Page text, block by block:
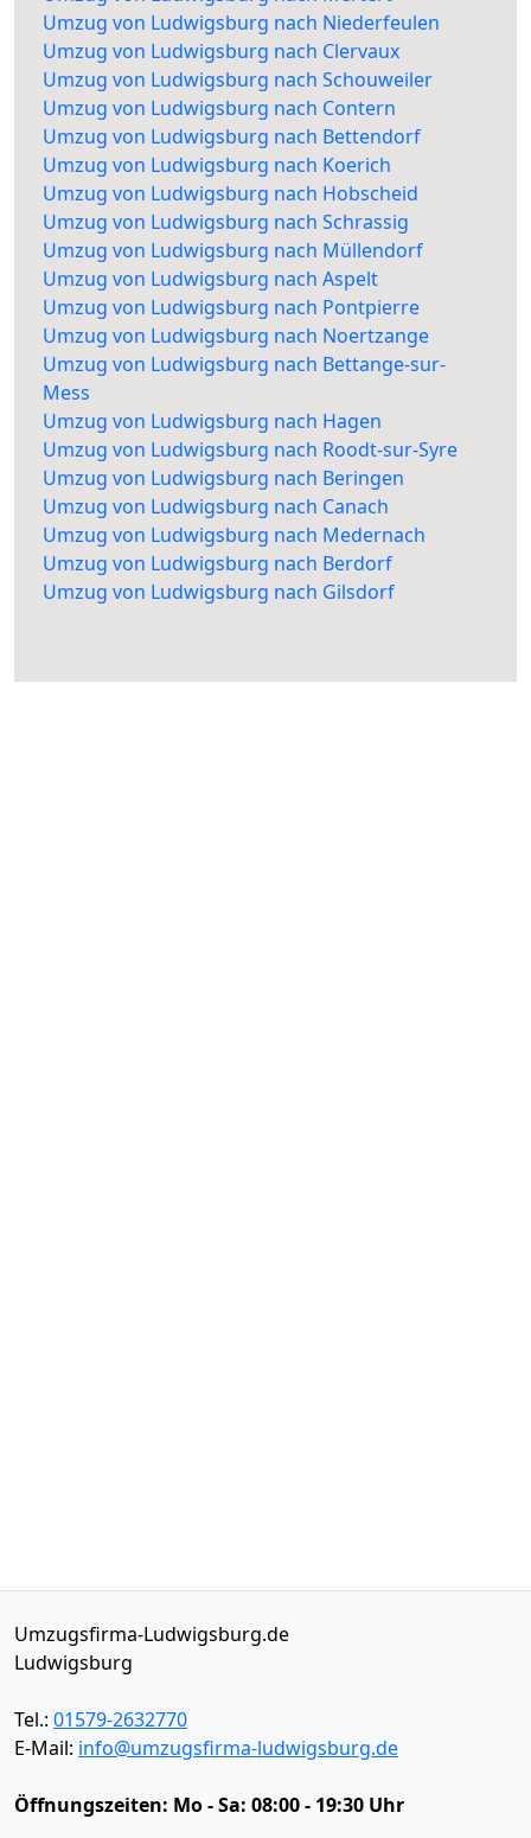
Umzug von Ludwigsburg nach Niederfeulen
Umzug von Ludwigsburg nach Clervaux
Umzug von Ludwigsburg nach Schouweiler
Umzug von Ludwigsburg nach Contern
Umzug von Ludwigsburg nach Bettendorf
Umzug von Ludwigsburg nach Koerich
Umzug von Ludwigsburg nach Hobscheid
Umzug von Ludwigsburg nach Schrassig
Umzug von Ludwigsburg nach Müllendorf
Umzug von Ludwigsburg nach Aspelt
Umzug von Ludwigsburg nach Pontpierre
Umzug von Ludwigsburg nach Noertzange
Umzug von Ludwigsburg nach Bettange-sur-
Mess
Umzug von Ludwigsburg nach Hagen
Umzug von Ludwigsburg nach Roodt-sur-Syre
Umzug von Ludwigsburg nach Beringen
Umzug von Ludwigsburg nach Canach
Umzug von Ludwigsburg nach Medernach
Umzug von Ludwigsburg nach Berdorf
Umzug von Ludwigsburg nach Gilsdorf
Umzugsfirma-Ludwigsburg.de
Ludwigsburg
Tel.: 01579-2632770
E-Mail: info@umzugsfirma-ludwigsburg.de
Öffnungszeiten: Mo - Sa: 08:00 - 19:30 Uhr